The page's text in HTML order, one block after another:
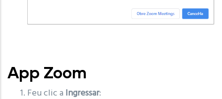
App Zoom
Feu clic a Ingressar: